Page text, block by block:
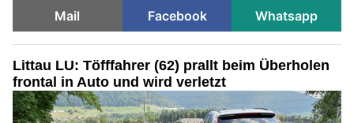
Mail
Facebook Whatsapp
Littau LU: Töfffahrer (62) prallt beim Überholen
frontal in Auto und wird verletzt